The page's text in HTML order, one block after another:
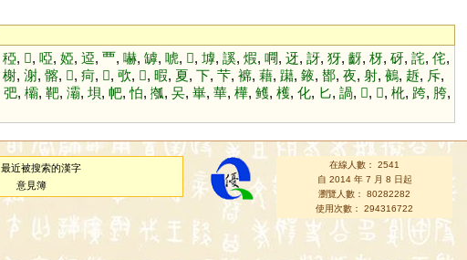
稏, 𦜖, 啞, 婭, 䢝, 覀, 嚇, 罅, 唬, 𧫒, 㙤, 謑, 煆, 㗿, 迓, 訝, 犽, 齖, 枒, 砑, 詫, 侘,
榭, 㴬, 髂, 𩩱, 疴, 𧩶, 㰤, 𠳌, 暇, 夏, 下, 芐, 褯, 藉, 躤, 䤳, 䣠, 夜, 射, 鵺, 䞣, 斥,
弝, 欛, 靶, 灞, 垻, 帊,怕, 摦, 㕦, 崋, 華, 樺, 鳠, 檴, 化, 匕, 諣, 𩲏, 𩵏, 杹, 跨, 胯,
最近被搜索的漢字
意見簿
在線人數： 2541
自 2014 年 7 月 8 日起
瀏覽人數： 80282282
使用次數： 294316722